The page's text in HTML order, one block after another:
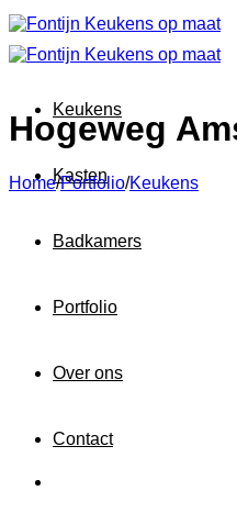
Ga
naar
inhoud
Keukens
Kasten
Badkamers
Portfolio
Over ons
Contact
Hogeweg
Home/Portfolio/Keukens